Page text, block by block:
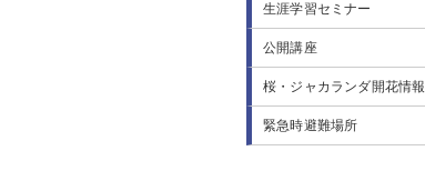
生涯学習セミナー
公開講座
桜・ジャカランダ開花情報
緊急時避難場所